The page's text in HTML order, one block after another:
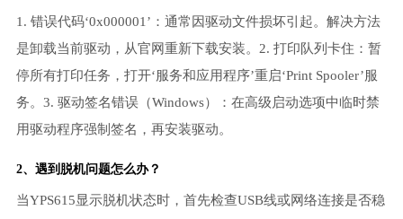
1. 错误代码‘0x000001’：通常因驱动文件损坏引起。解决方法
是卸载当前驱动，从官网重新下载安装。2. 打印队列卡住：暂
停所有打印任务，打开‘服务和应用程序’重启‘Print Spooler’服
务。3. 驱动签名错误（Windows）：在高级启动选项中临时禁
用驱动程序强制签名，再安装驱动。
2、遇到脱机问题怎么办？
当YPS615显示脱机状态时，首先检查USB线或网络连接是否稳